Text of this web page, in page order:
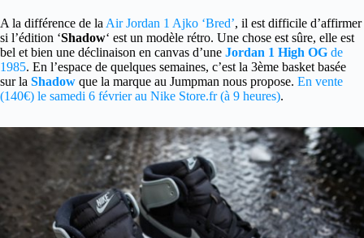
A la différence de la Air Jordan 1 Ajko ‘Bred’, il est difficile d’affirmer
si l’édition ‘Shadow‘ est un modèle rétro. Une chose est sûre, elle est
bel et bien une déclinaison en canvas d’une Jordan 1 High OG de
1985. En l’espace de quelques semaines, c’est la 3ème basket basée
sur la Shadow que la marque au Jumpman nous propose. En vente
(140€) le samedi 6 février au Nike Store.fr (à 9 heures).